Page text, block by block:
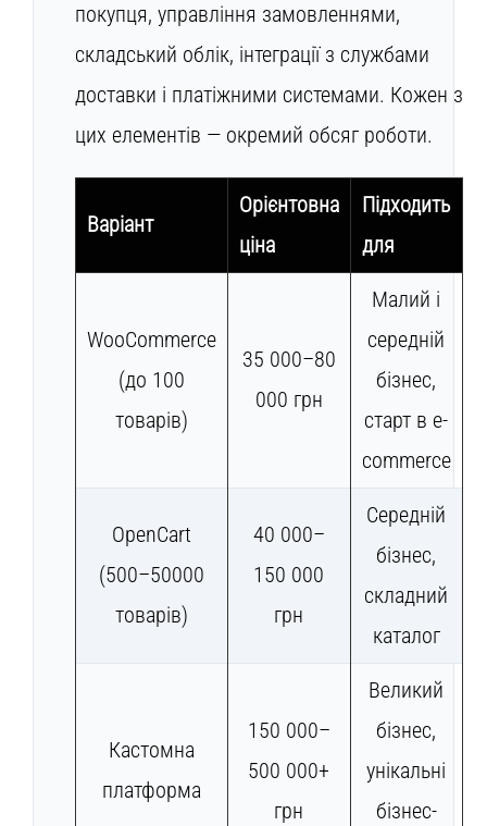
покупця, управління замовленнями,
складський облік, інтеграції з службами
доставки і платіжними системами. Кожен з
цих елементів — окремий обсяг роботи.
Варіант
Орієнтовна
ціна
Підходить
для
WooCommerce
(до 100
товарів)
35 000–80
000 грн
Малий і
середній
бізнес,
старт в e-
commerce
OpenCart
(500–50000
товарів)
40 000–
150 000
грн
Середній
бізнес,
складний
каталог
Кастомна
платформа
150 000–
500 000+
грн
Великий
бізнес,
унікальні
бізнес-